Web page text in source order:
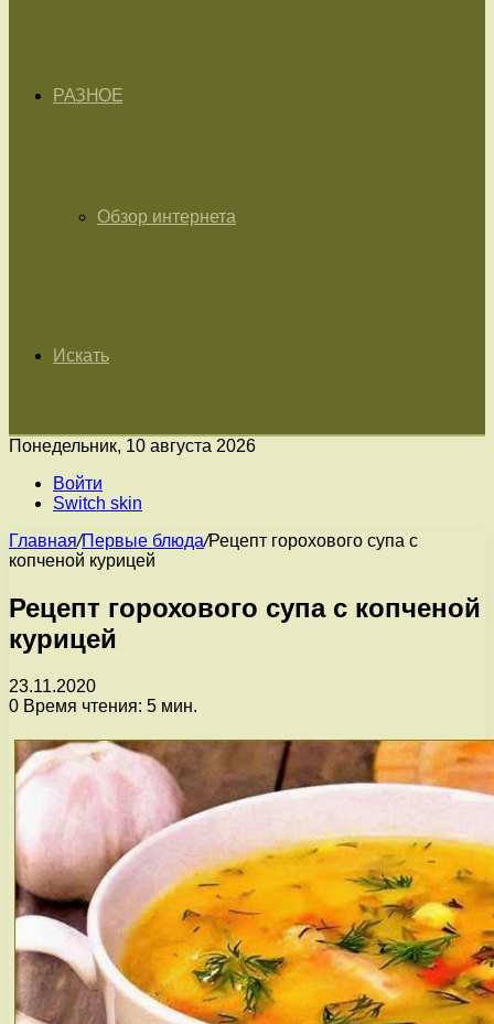
РАЗНОЕ
Обзор интернета
Искать
Понедельник, 10 августа 2026
Войти
Switch skin
Главная/Первые блюда/Рецепт горохового супа с
копченой курицей
Рецепт горохового супа с копченой
курицей
23.11.2020
0 Время чтения: 5 мин.